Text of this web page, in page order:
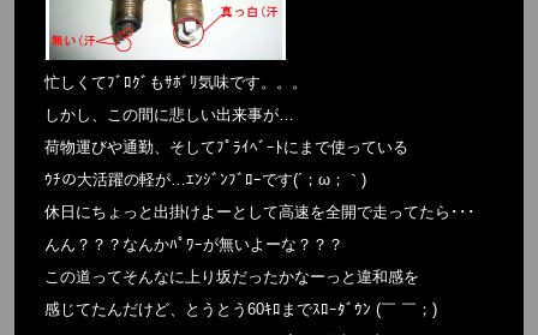
忙しくてﾌﾞﾛｸﾞもｻﾎﾞﾘ気味です。。。
しかし、この間に悲しい出来事が…
荷物運びや通勤、そしてﾌﾟﾗｲﾍﾞｰﾄにまで使っている
ｳﾁの大活躍の軽が…ｴﾝｼﾞﾝﾌﾞﾛｰです(´；ω；｀)
休日にちょっと出掛けよーとして高速を全開で走ってたら･･･
んん？？？なんかﾊﾟﾜｰが無いよーな？？？
この道ってそんなに上り坂だったかなーっと違和感を
感じてたんだけど、とうとう60ｷﾛまでｽﾛｰﾀﾞｳﾝ (￣ ￣；)